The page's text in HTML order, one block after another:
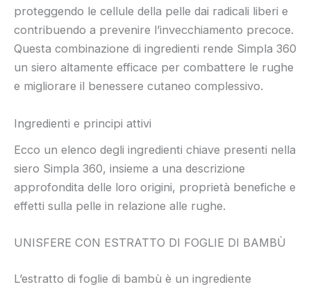
proteggendo le cellule della pelle dai radicali liberi e
contribuendo a prevenire l’invecchiamento precoce.
Questa combinazione di ingredienti rende Simpla 360
un siero altamente efficace per combattere le rughe
e migliorare il benessere cutaneo complessivo.
Ingredienti e principi attivi
Ecco un elenco degli ingredienti chiave presenti nella
siero Simpla 360, insieme a una descrizione
approfondita delle loro origini, proprietà benefiche e
effetti sulla pelle in relazione alle rughe.
UNISFERE CON ESTRATTO DI FOGLIE DI BAMBÙ
L’estratto di foglie di bambù è un ingrediente